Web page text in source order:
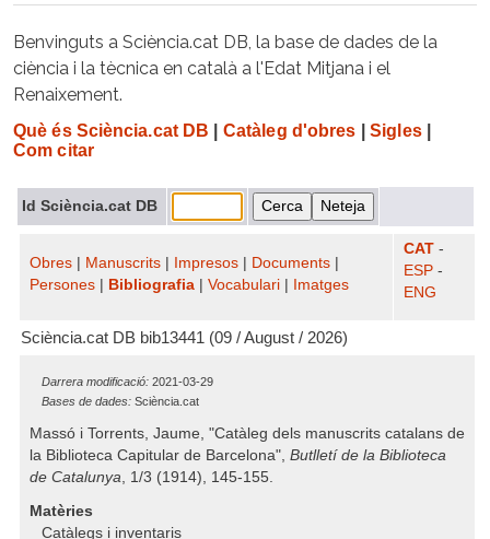
Benvinguts a Sciència.cat DB, la base de dades de la
ciència i la tècnica en català a l'Edat Mitjana i el
Renaixement.
Què és Sciència.cat DB Catàleg d'obres Sigles|
Com citar
Id Sciència.cat DB
Obres Manuscrits Impresos Documents
Persones
Bibliografia Vocabulari Imatges
CAT -
ESP -
ENG
Sciència.cat DB bib13441 (09 / August / 2026)
Darrera modificació: 2021-03-29
Bases de dades: Sciència.cat
Massó i Torrents, Jaume, "Catàleg dels manuscrits catalans de
la Biblioteca Capitular de Barcelona", Butlletí de la Biblioteca
de Catalunya, 1/3 (1914), 145-155.
Matèries
Catàlegs i inventaris